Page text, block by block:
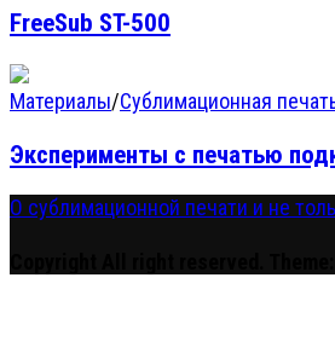
FreeSub ST-500
Материалы/Сублимационная
Эксперименты с печатью
О сублимационной печати и не